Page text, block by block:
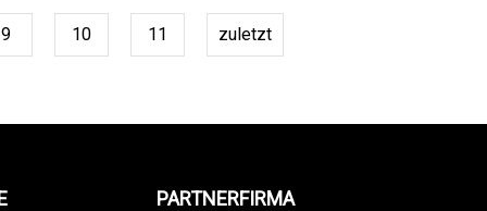
9 10 11 zuletzt
PARTNERFIRMA